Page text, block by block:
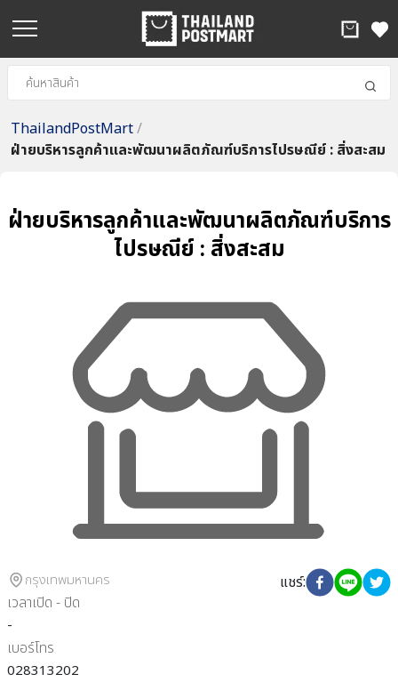
ThailandPostMart/
ฝ่ายบริหารลูกค้าและพัฒนาผลิตภัณฑ์บริการไปรษณีย์ : สิ่งสะสม
ฝ่ายบริหารลูกค้าและพัฒนาผลิตภัณฑ์บริการ
ไปรษณีย์ : สิ่งสะสม
กรุงเทพมหานคร
เวลาเปิด - ปิด
-
เบอร์โทร
028313202
แชร์: